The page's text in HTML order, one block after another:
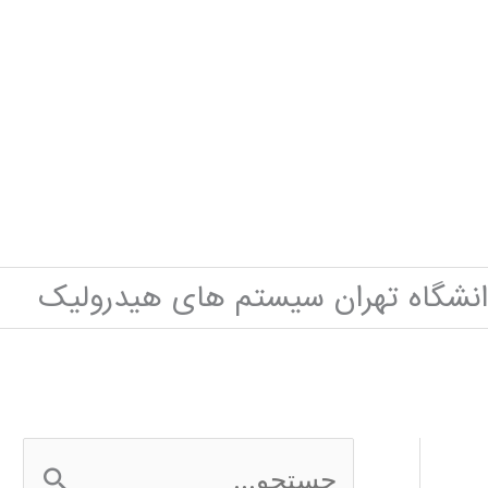
تهران سیستم های هیدرولیک